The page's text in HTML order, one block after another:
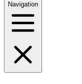
Navigation